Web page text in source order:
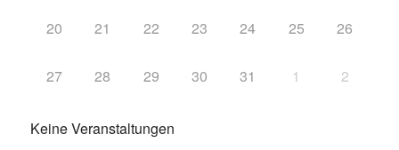
20 21 22 23 24 25 26
27 28 29 30 31 1 2
Keine Veranstaltungen